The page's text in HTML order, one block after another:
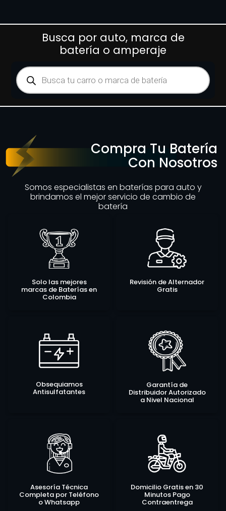
Busca por auto, marca de
batería o amperaje
Compra Tu Batería
Con Nosotros
Somos especialistas en baterías para auto y
brindamos el mejor servicio de cambio de
batería
Solo las mejores
marcas de Baterías en
Colombia
Revisión de Alternador
Gratis
Obsequiamos
Antisulfatantes
Garantía de
Distribuidor Autorizado
a Nivel Nacional
Asesoría Técnica
Completa por Teléfono
o Whatsapp
Domicilio Gratis en 30
Minutos Pago
Contraentrega